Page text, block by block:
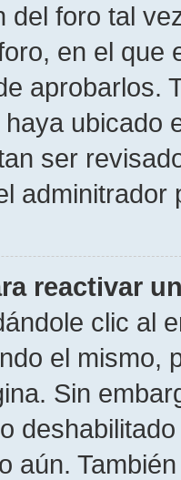
del foro tal
en el
aprobarlos.
ubicado
ser
reactivar
clic al
el mismo,
Sin
aún.